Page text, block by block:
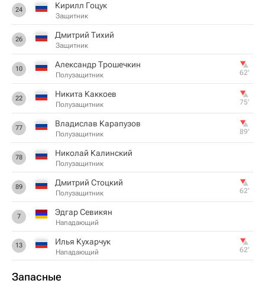
24 Кирилл Гоцук
Защитник
26 Дмитрий Тихий
Защитник
10 Александр Трошечкин
Полузащитник 62‎’‎
22 Никита Каккоев
Полузащитник 75‎’‎
77 Владислав Карапузов
Полузащитник 89‎’‎
78 Николай Калинский
Полузащитник
89 Дмитрий Стоцкий
Полузащитник 62‎’‎
7 Эдгар Севикян
Нападающий
13 Илья Кухарчук
Нападающий 62‎’‎
Запасные